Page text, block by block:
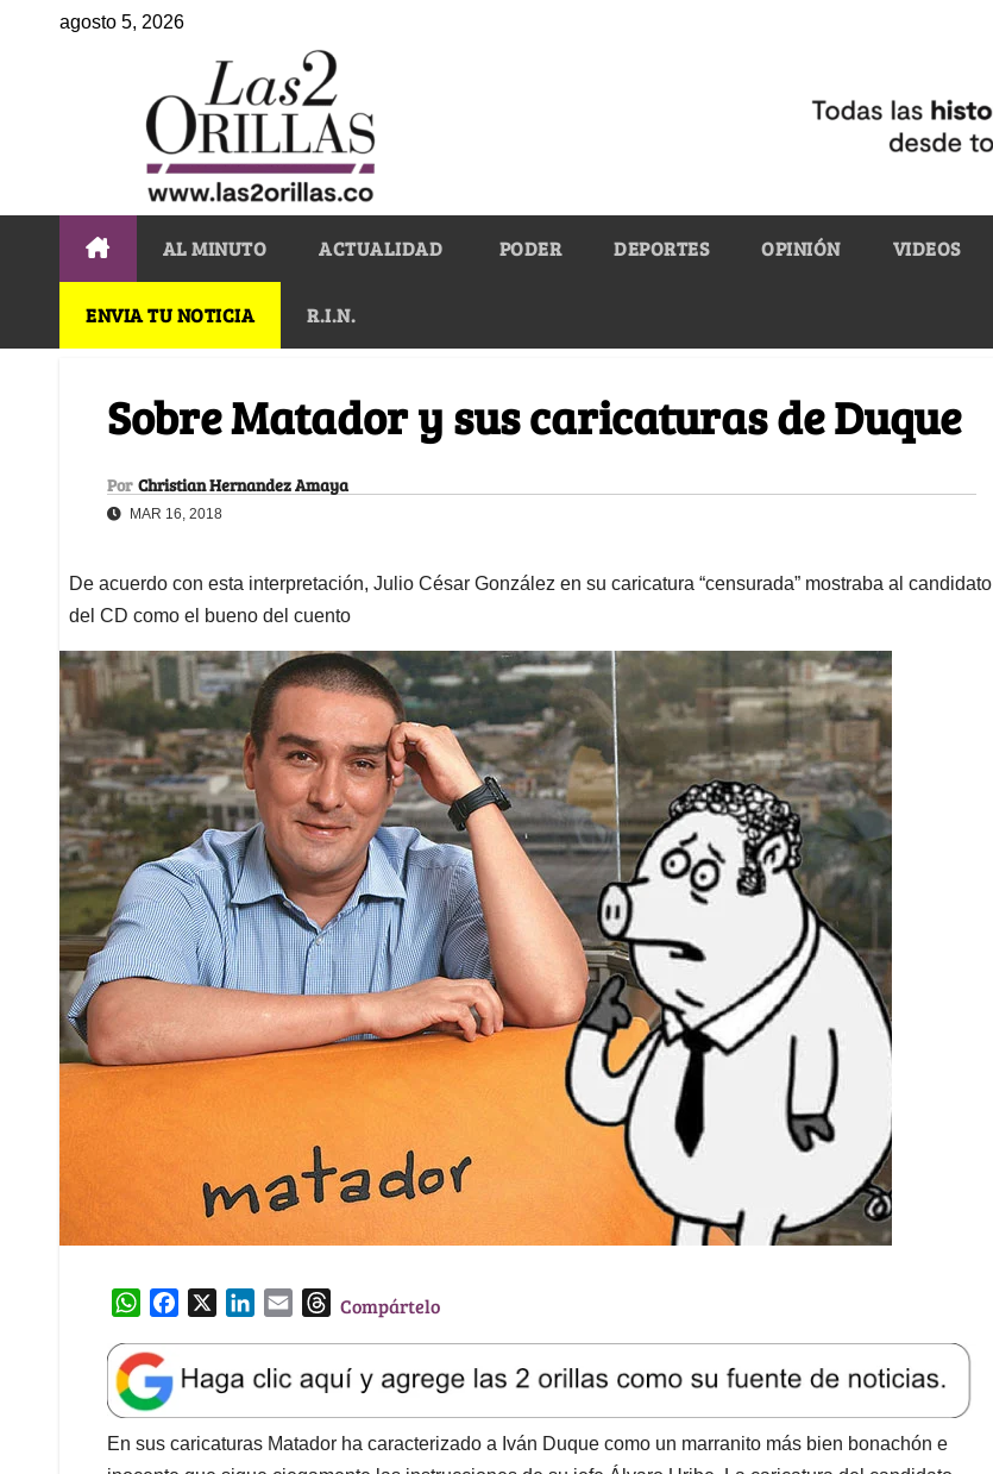
agosto 5, 2026
AL MINUTO ACTUALIDAD PODER DEPORTES OPINIÓN VIDEOS
ENVIA TU NOTICIA R.I.N.
Sobre Matador y sus caricaturas de Duque
Por Christian Hernandez Amaya
MAR 16, 2018
De acuerdo con esta interpretación, Julio César González en su caricatura “censurada” mostraba al candidato
del CD como el bueno del cuento
W
a
t
s
A
e
b
o
k
e
d
l
T
e
a
d
Compártelo
En sus caricaturas Matador ha caracterizado a Iván Duque como un marranito más bien bonachón e